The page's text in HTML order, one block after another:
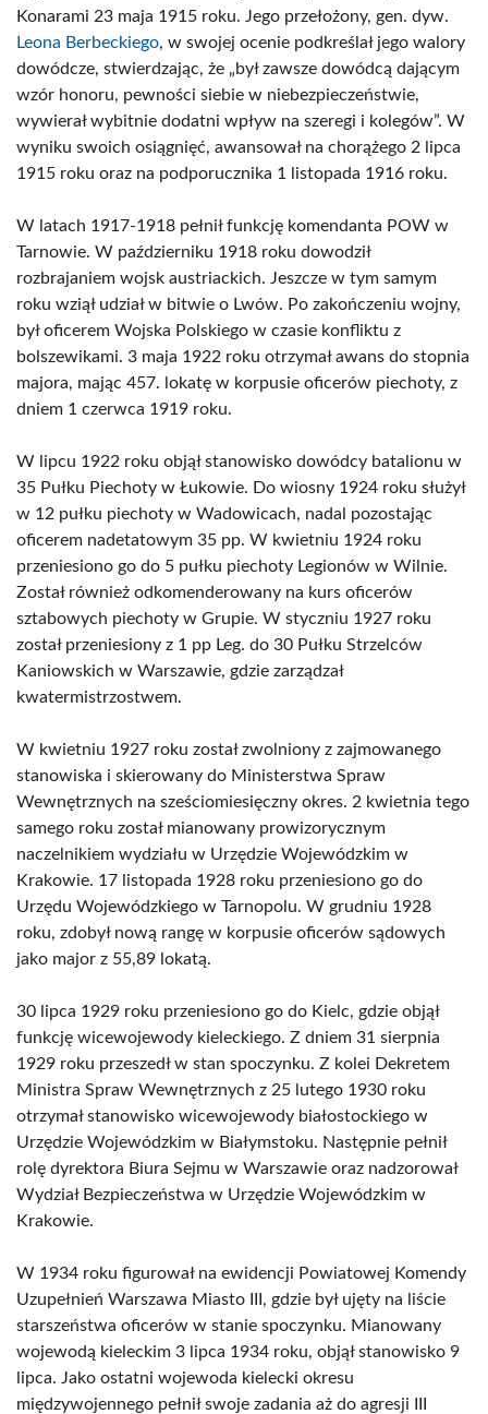
Konarami 23 maja 1915 roku. Jego przełożony, gen. dyw.
Leona Berbeckiego, w swojej ocenie podkreślał jego walory
dowódcze, stwierdzając, że „był zawsze dowódcą dającym
wzór honoru, pewności siebie w niebezpieczeństwie,
wywierał wybitnie dodatni wpływ na szeregi i kolegów”. W
wyniku swoich osiągnięć, awansował na chorążego 2 lipca
1915 roku oraz na podporucznika 1 listopada 1916 roku.
W latach 1917-1918 pełnił funkcję komendanta POW w
Tarnowie. W październiku 1918 roku dowodził
rozbrajaniem wojsk austriackich. Jeszcze w tym samym
roku wziął udział w bitwie o Lwów. Po zakończeniu wojny,
był oficerem Wojska Polskiego w czasie konfliktu z
bolszewikami. 3 maja 1922 roku otrzymał awans do stopnia
majora, mając 457. lokatę w korpusie oficerów piechoty, z
dniem 1 czerwca 1919 roku.
W lipcu 1922 roku objął stanowisko dowódcy batalionu w
35 Pułku Piechoty w Łukowie. Do wiosny 1924 roku służył
w 12 pułku piechoty w Wadowicach, nadal pozostając
oficerem nadetatowym 35 pp. W kwietniu 1924 roku
przeniesiono go do 5 pułku piechoty Legionów w Wilnie.
Został również odkomenderowany na kurs oficerów
sztabowych piechoty w Grupie. W styczniu 1927 roku
został przeniesiony z 1 pp Leg. do 30 Pułku Strzelców
Kaniowskich w Warszawie, gdzie zarządzał
kwatermistrzostwem.
W kwietniu 1927 roku został zwolniony z zajmowanego
stanowiska i skierowany do Ministerstwa Spraw
Wewnętrznych na sześciomiesięczny okres. 2 kwietnia tego
samego roku został mianowany prowizorycznym
naczelnikiem wydziału w Urzędzie Wojewódzkim w
Krakowie. 17 listopada 1928 roku przeniesiono go do
Urzędu Wojewódzkiego w Tarnopolu. W grudniu 1928
roku, zdobył nową rangę w korpusie oficerów sądowych
jako major z 55,89 lokatą.
30 lipca 1929 roku przeniesiono go do Kielc, gdzie objął
funkcję wicewojewody kieleckiego. Z dniem 31 sierpnia
1929 roku przeszedł w stan spoczynku. Z kolei Dekretem
Ministra Spraw Wewnętrznych z 25 lutego 1930 roku
otrzymał stanowisko wicewojewody białostockiego w
Urzędzie Wojewódzkim w Białymstoku. Następnie pełnił
rolę dyrektora Biura Sejmu w Warszawie oraz nadzorował
Wydział Bezpieczeństwa w Urzędzie Wojewódzkim w
Krakowie.
W 1934 roku figurował na ewidencji Powiatowej Komendy
Uzupełnień Warszawa Miasto III, gdzie był ujęty na liście
starszeństwa oficerów w stanie spoczynku. Mianowany
wojewodą kieleckim 3 lipca 1934 roku, objął stanowisko 9
lipca. Jako ostatni wojewoda kielecki okresu
międzywojennego pełnił swoje zadania aż do agresji III